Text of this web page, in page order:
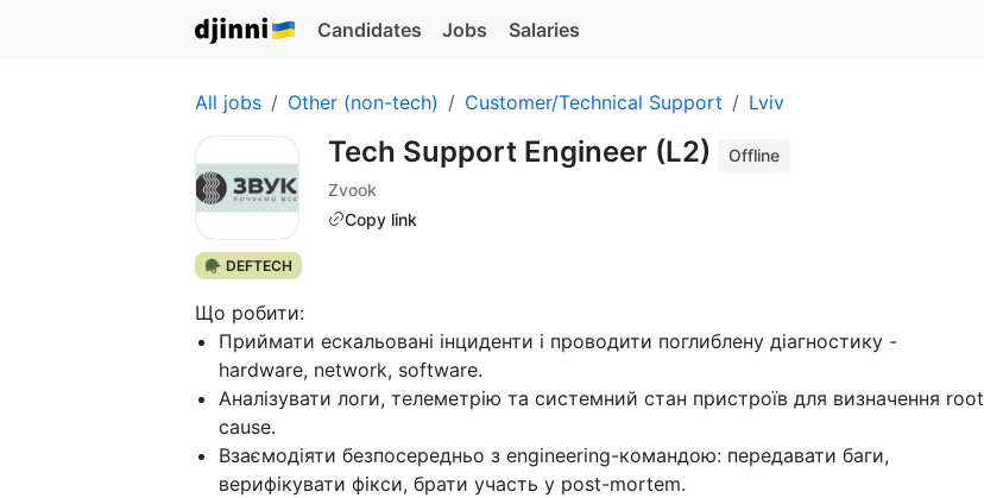
Candidates Jobs Salaries
All jobs Other (non-tech) Customer/Technical Support Lviv
Tech Support Engineer (L2)
Offline
Zvook
Copy link
🪖 DEFTECH
Що робити:
Приймати ескальовані інциденти і проводити поглиблену діагностику -
hardware, network, software.
Аналізувати логи, телеметрію та системний стан пристроїв для визначення root
cause.
Взаємодіяти безпосередньо з engineering-командою: передавати баги,
верифікувати фікси, брати участь у post-mortem.